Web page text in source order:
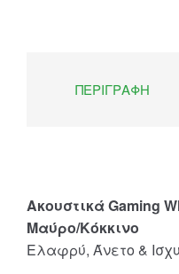
ΠΕΡΙΓΡΑΦΉ
Ακουστικά Gaming
Μαύρο/Κόκκινο
Ελαφρύ, Άνετο &